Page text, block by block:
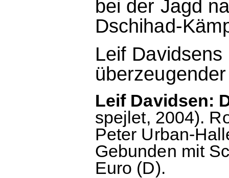
bei der Jagd
Dschihad-
Leif
Leif Davidsen:
spejlet, 2004).
Peter Urban-
Gebunden mit
Euro (D).